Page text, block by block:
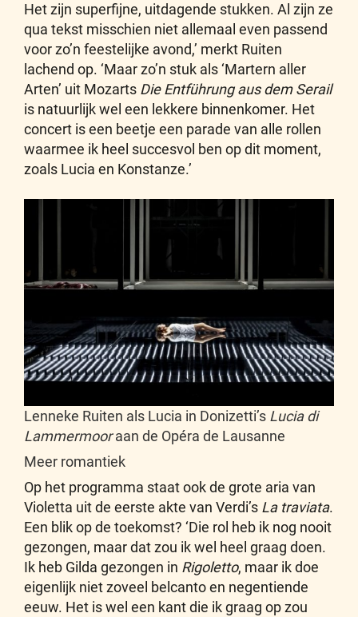
Het zijn superfijne, uitdagende stukken. Al zijn ze
qua tekst misschien niet allemaal even passend
voor zo’n feestelijke avond,’ merkt Ruiten
lachend op. ‘Maar zo’n stuk als ‘Martern aller
Arten’ uit Mozarts Die Entführung aus dem Serail
is natuurlijk wel een lekkere binnenkomer. Het
concert is een beetje een parade van alle rollen
waarmee ik heel succesvol ben op dit moment,
zoals Lucia en Konstanze.’
Lenneke Ruiten als Lucia in Donizetti’s Lucia di
Lammermooraan de Opéra de Lausanne
Meer romantiek
Op het programma staat ook de grote aria van
Violetta uit de eerste akte van Verdi’s La traviata.
Een blik op de toekomst? ‘Die rol heb ik nog nooit
gezongen, maar dat zou ik wel heel graag doen.
Ik heb Gilda gezongen in Rigoletto, maar ik doe
eigenlijk niet zoveel belcanto en negentiende
eeuw. Het is wel een kant die ik graag op zou